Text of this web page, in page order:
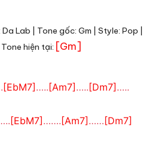
Lab | Tone gốc: Gm | Style: Pop |
hiện tại: [Gm]
[EbM7] ….. [Am7] ….. [Dm7] …..
[EbM7] ……. [Am7] …… [Dm7]